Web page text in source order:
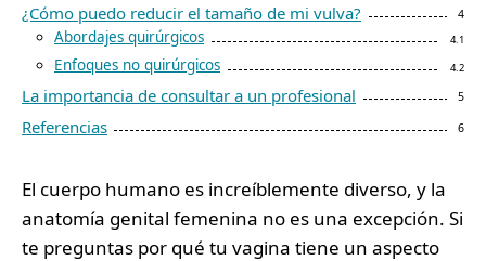
¿Cómo puedo reducir el tamaño de mi vulva?
Abordajes quirúrgicos
Enfoques no quirúrgicos
La importancia de consultar a un profesional
Referencias
El cuerpo humano es increíblemente diverso, y la
anatomía genital femenina no es una excepción. Si
te preguntas por qué tu vagina tiene un aspecto